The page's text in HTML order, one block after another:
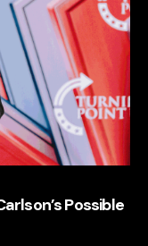
Possible